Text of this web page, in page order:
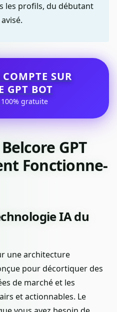
les profils, du débutant
SUR
GPT BOT
gratuite
GPT
Fonctionne-
IA du
une architecture
pour décortiquer des
de marché et les
et actionnables. Le